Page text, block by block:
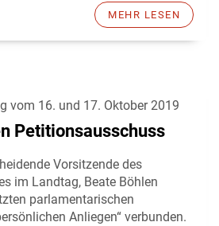
MEHR LESEN
vom 16. und 17. Oktober 2019
Petitionsausschuss
Vorsitzende des
im Landtag, Beate Böhlen
parlamentarischen
Anliegen“ verbunden.